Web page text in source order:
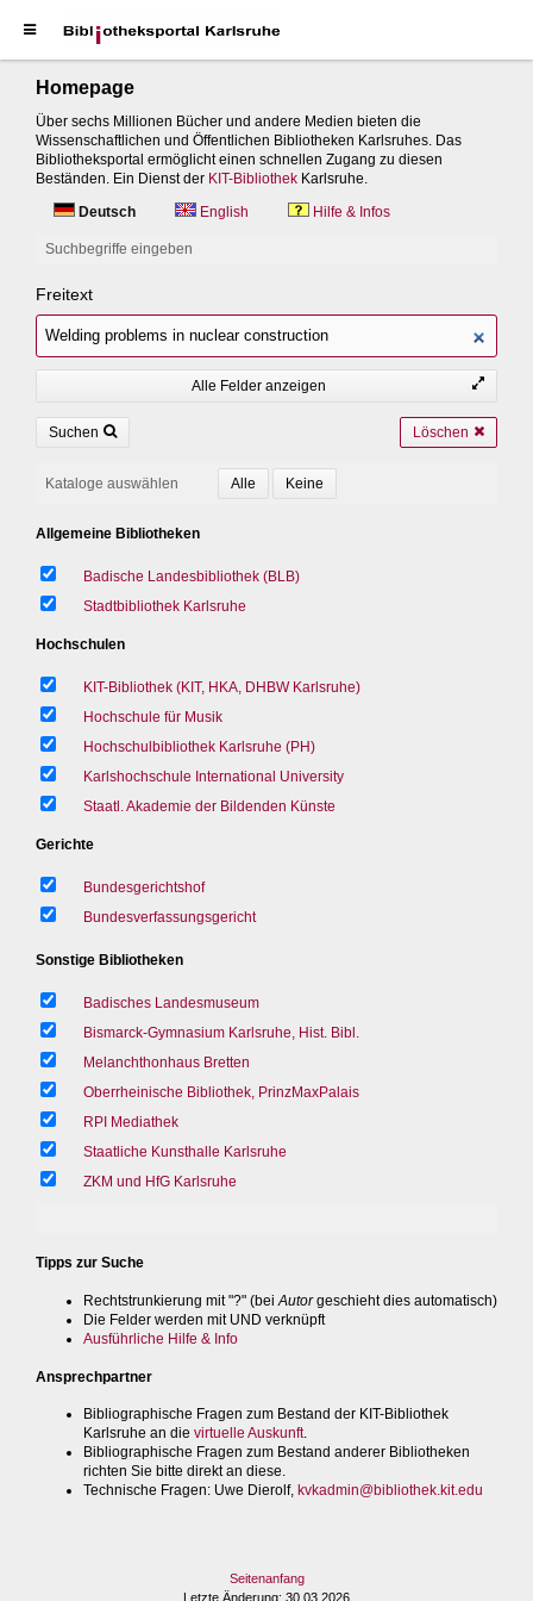
Homepage
Über sechs Millionen Bücher und andere Medien bieten die
Wissenschaftlichen und Öffentlichen Bibliotheken Karlsruhes. Das
Bibliotheksportal ermöglicht einen schnellen Zugang zu diesen
Beständen. Ein Dienst der KIT-Bibliothek Karlsruhe.
Deutsch
English Hilfe & Infos
Suchbegriffe eingeben
Freitext
Alle Felder anzeigen
Suchen Löschen
Kataloge auswählen
Allgemeine Bibliotheken
Badische Landesbibliothek (BLB)
Stadtbibliothek Karlsruhe
Hochschulen
KIT-Bibliothek (KIT, HKA, DHBW Karlsruhe)
Hochschule für Musik
Hochschulbibliothek Karlsruhe (PH)
Karlshochschule International University
Staatl. Akademie der Bildenden Künste
Gerichte
Bundesgerichtshof
Bundesverfassungsgericht
Sonstige Bibliotheken
Badisches Landesmuseum
Bismarck-Gymnasium Karlsruhe, Hist. Bibl.
Melanchthonhaus Bretten
Oberrheinische Bibliothek, PrinzMaxPalais
RPI Mediathek
Staatliche Kunsthalle Karlsruhe
ZKM und HfG Karlsruhe
Tipps zur Suche
Rechtstrunkierung mit "?" (bei Autorgeschieht dies automatisch)
Die Felder werden mit UND verknüpft
Ausführliche Hilfe & Info
Ansprechpartner
Bibliographische Fragen zum Bestand der KIT-Bibliothek
Karlsruhe an die virtuelle Auskunft.
Bibliographische Fragen zum Bestand anderer Bibliotheken
richten Sie bitte direkt an diese.
Technische Fragen: Uwe Dierolf, kvkadmin@bibliothek.kit.edu
Seitenanfang
Letzte Änderung: 30.03.2026